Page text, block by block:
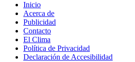
Inicio
Acerca de
Publicidad
Contacto
El Clima
Política de Privacidad
Declaración de Accesibilidad